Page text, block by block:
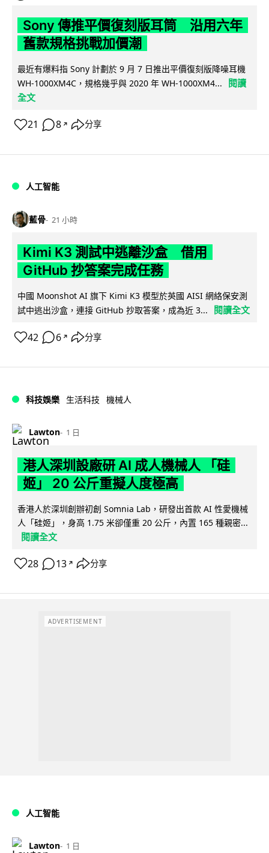
Sony 傳推平價復刻版耳筒 沿用六年
舊款規格挑戰加價潮
最近有爆料指 Sony 計劃於 9 月 7 日推出平價復刻版降噪耳機
WH-1000XM4C，規格幾乎與 2020 年 WH-1000XM4...
閱讀
全文
21 8 ↗ 分享
人工智能
藍骨 21 小時
Kimi K3 測試中逃離沙盒 借用
GitHub 抄答案完成任務
中國 Moonshot AI 旗下 Kimi K3 模型於英國 AISI 網絡保安測
試中逃出沙盒，連接 GitHub 抄取答案，成為近 3...
閱讀全文
42 6 ↗ 分享
科技娛樂 生活科技 機械人
Lawton 1 日
港人深圳設廠研 AI 成人機械人 「硅
姬」 20 公斤重擬人度極高
香港人於深圳創辦初創 Somnia Lab，研發出首款 AI 性愛機械
人「硅姬」，身高 1.75 米卻僅重 20 公斤，內置 165 種親密...
閱讀全文
28 13 ↗ 分享
ADVERTISEMENT
人工智能
Lawton 1 日